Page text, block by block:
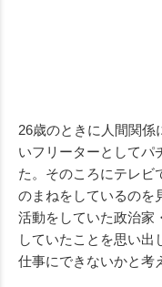
26歳のときに人間関係
いフリーターとしてパ
た。そのころにテレビ
のまねをしているのを
活動をしていた政治家
していたことを思い出
仕事にできないかと考